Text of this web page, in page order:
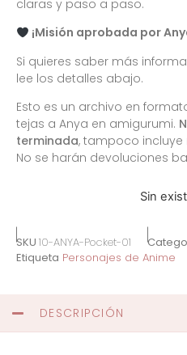
claras y paso a paso.
¡Misión aprobada por
Si quieres saber más
lee los detalles abajo.
Esto es un archivo en
tejas a Anya en amigurumi.
terminada, tampoco
No se harán devoluciones
Sin
SKU 10-ANYA-Pocket-01
Etiqueta Personajes de Anime
DESCRIPCIÓN